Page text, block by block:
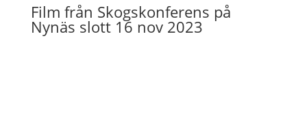
Film från Skogskonferens på
Nynäs slott 16 nov 2023